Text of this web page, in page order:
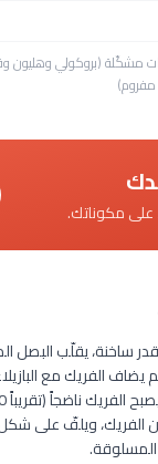
مشكّلة (بروكولي وهليون
مكوناتك.
ساخنة، يقلّب البصل
يضاف الفريك مع
الفريك، ويلفّ على
المسلوقة.